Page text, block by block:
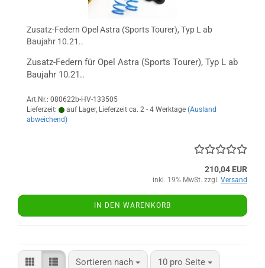
Zusatz-Federn Opel Astra (Sports Tourer), Typ L ab
Baujahr 10.21..
Zusatz-Federn für Opel Astra (Sports Tourer), Typ L ab
Baujahr 10.21..
Art.Nr.: 080622b-HV-133505
Lieferzeit:
auf Lager, Lieferzeit ca. 2 - 4 Werktage (Ausland
abweichend)
210,04 EUR
inkl. 19% MwSt. zzgl. Versand
IN DEN WARENKORB
Sortieren nach
Sortieren nach 10 pro Seite
pro Seite